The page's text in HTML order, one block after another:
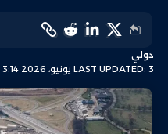
LAST UPDATED: 3 يونيو، 2026 3:14 ص
دولي